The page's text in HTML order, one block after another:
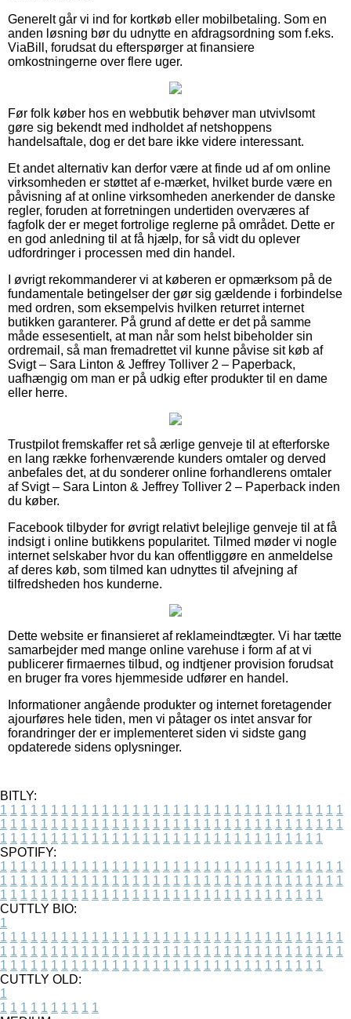
Generelt går vi ind for kortkøb eller mobilbetaling. Som en
anden løsning bør du udnytte en afdragsordning som f.eks.
ViaBill, forudsat du efterspørger at finansiere
omkostningerne over flere uger.
Før folk køber hos en webbutik behøver man utvivlsomt
gøre sig bekendt med indholdet af netshoppens
handelsaftale, dog er det bare ikke videre interessant.
Et andet alternativ kan derfor være at finde ud af om online
virksomheden er støttet af e-mærket, hvilket burde være en
påvisning af at online virksomheden anerkender de danske
regler, foruden at forretningen undertiden overværes af
fagfolk der er meget fortrolige reglerne på området. Dette er
en god anledning til at få hjælp, for så vidt du oplever
udfordringer i processen med din handel.
I øvrigt rekommanderer vi at køberen er opmærksom på de
fundamentale betingelser der gør sig gældende i forbindelse
med ordren, som eksempelvis hvilken returret internet
butikken garanterer. På grund af dette er det på samme
måde essesentielt, at man når som helst bibeholder sin
ordremail, så man fremadrettet vil kunne påvise sit køb af
Svigt – Sara Linton & Jeffrey Tolliver 2 – Paperback,
uafhængig om man er på udkig efter produkter til en dame
eller herre.
Trustpilot fremskaffer ret så ærlige genveje til at efterforske
en lang række forhenværende kunders omtaler og derved
anbefales det, at du sonderer online forhandlerens omtaler
af Svigt – Sara Linton & Jeffrey Tolliver 2 – Paperback inden
du køber.
Facebook tilbyder for øvrigt relativt belejlige genveje til at få
indsigt i online butikkens popularitet. Tilmed møder vi nogle
internet selskaber hvor du kan offentliggøre en anmeldelse
af deres køb, som tilmed kan udnyttes til afvejning af
tilfredsheden hos kunderne.
Dette website er finansieret af reklameindtægter. Vi har tætte
samarbejder med mange online varehuse i form af at vi
publicerer firmaernes tilbud, og indtjener provision forudsat
en bruger fra vores hjemmeside udfører en handel.
Informationer angående produkter og internet foretagender
ajourføres hele tiden, men vi påtager os intet ansvar for
forandringer der er implementeret siden vi sidste gang
opdaterede sidens oplysninger.
BITLY:
1 1 1 1 1 1 1 1 1 1 1 1 1 1 1 1 1 1 1 1 1 1 1 1 1 1 1 1 1 1 1 1 1 1
1 1 1 1 1 1 1 1 1 1 1 1 1 1 1 1 1 1 1 1 1 1 1 1 1 1 1 1 1 1 1 1 1 1
1 1 1 1 1 1 1 1 1 1 1 1 1 1 1 1 1 1 1 1 1 1 1 1 1 1 1 1 1 1 1 1
SPOTIFY:
1 1 1 1 1 1 1 1 1 1 1 1 1 1 1 1 1 1 1 1 1 1 1 1 1 1 1 1 1 1 1 1 1 1
1 1 1 1 1 1 1 1 1 1 1 1 1 1 1 1 1 1 1 1 1 1 1 1 1 1 1 1 1 1 1 1 1 1
1 1 1 1 1 1 1 1 1 1 1 1 1 1 1 1 1 1 1 1 1 1 1 1 1 1 1 1 1 1 1 1
CUTTLY BIO:
1
1 1 1 1 1 1 1 1 1 1 1 1 1 1 1 1 1 1 1 1 1 1 1 1 1 1 1 1 1 1 1 1 1 1
1 1 1 1 1 1 1 1 1 1 1 1 1 1 1 1 1 1 1 1 1 1 1 1 1 1 1 1 1 1 1 1 1 1
1 1 1 1 1 1 1 1 1 1 1 1 1 1 1 1 1 1 1 1 1 1 1 1 1 1 1 1 1 1 1 1
CUTTLY OLD:
1
1 1 1 1 1 1 1 1 1 1